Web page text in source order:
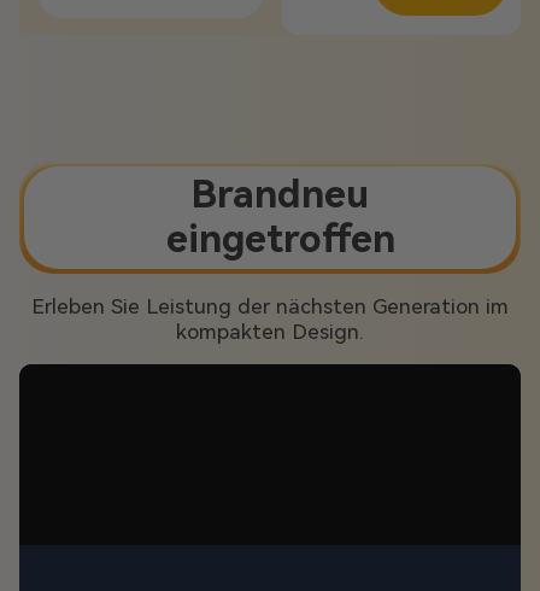
Brandneu
eingetroffen
Erleben Sie Leistung der nächsten Generation im
kompakten Design.